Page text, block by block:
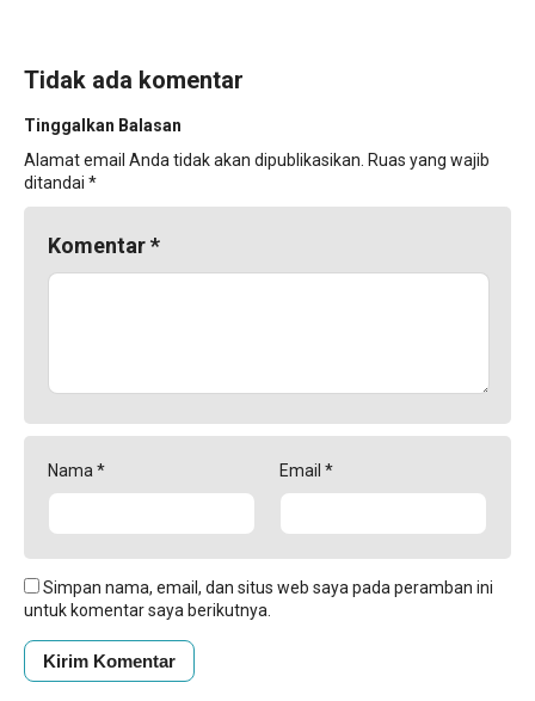
Tidak ada komentar
Tinggalkan Balasan
Alamat email Anda tidak akan dipublikasikan. Ruas yang wajib
ditandai *
Komentar*
Nama * Email *
Simpan nama, email, dan situs web saya pada peramban ini
untuk komentar saya berikutnya.